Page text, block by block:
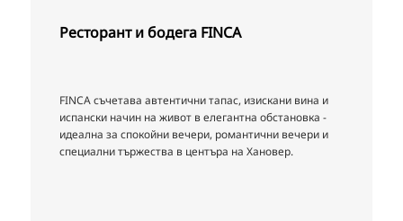
Ресторант и бодега FINCA
FINCA съчетава автентични тапас, изискани вина и
испански начин на живот в елегантна обстановка -
идеална за спокойни вечери, романтични вечери и
специални тържества в центъра на Хановер.